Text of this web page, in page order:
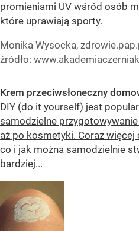
promieniami UV wśród osób
które uprawiają sporty.
Monika Wysocka,
źródło:
Krem przeciwsłoneczny
DIY (do it yourself) jest
samodzielne
aż po kosmetyki. Coraz
co i jak można samodzielnie
bardziej...